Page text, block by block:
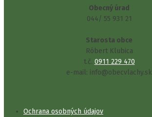
Obecný úrad
044/ 55 931 21
Starosta obce
Róbert Klubica
t.č. 0911 229 470
e-mail: info@obecvlachy.sk
Ochrana osobných údajov